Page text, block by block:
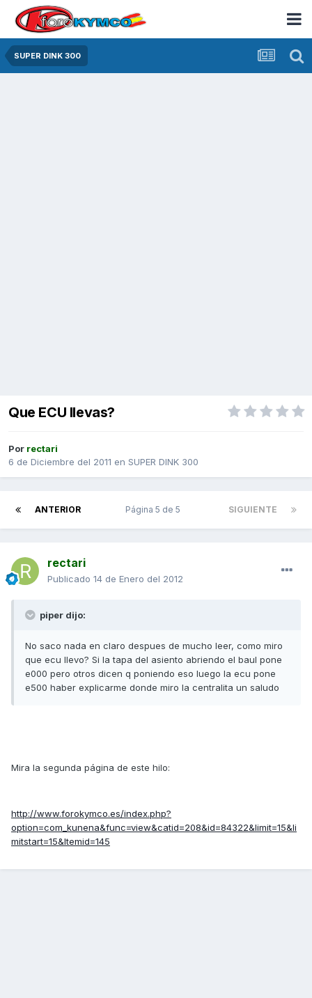
SUPER DINK 300
Que ECU llevas?
Por rectari
6 de Diciembre del 2011 en SUPER DINK 300
ANTERIOR SIGUIENTE
Página 5 de 5
rectari
Publicado 14 de Enero del 2012
piper dijo:
No saco nada en claro despues de mucho leer, como miro
que ecu llevo? Si la tapa del asiento abriendo el baul pone
e000 pero otros dicen q poniendo eso luego la ecu pone
e500 haber explicarme donde miro la centralita un saludo
Mira la segunda página de este hilo:
http://www.forokymco.es/index.php?
option=com_kunena&func=view&catid=208&id=84322&limit=15&li
mitstart=15&Itemid=145